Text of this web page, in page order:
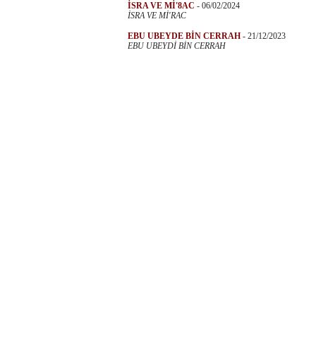
İSRA VE Mİ'8AC - 06/02/2024
İSRA VE Mİ'RAC
EBU UBEYDE BİN CERRAH - 21/12/2023
EBU UBEYDİ BİN CERRAH